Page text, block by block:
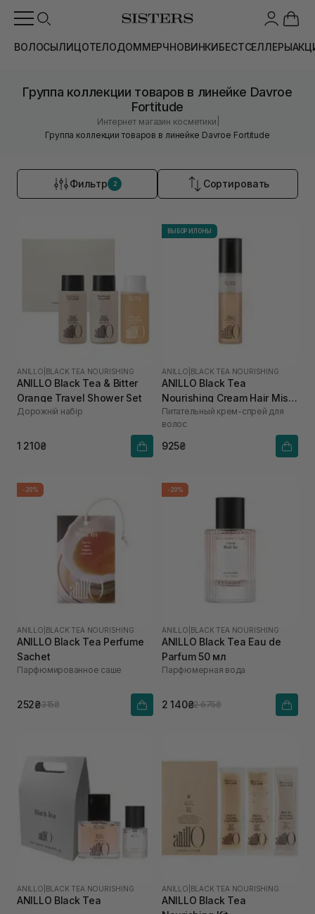
ВОЛОСЫЛИЦОТЕЛОДОММЕРЧНОВИНКИБЕСТСЕЛЛЕРЫ
Группа коллекции товаров в линейке Davroe
Fortitude
Интернет магазин косметики
Группа коллекции товаров в линейке Davroe Fortitude
Фильтр 2 Сортировать
ANILLO BLACK TEA NOURISHING
ANILLO Black Tea & Bitter
Orange Travel Shower Set
Дорожній набір
1 210₴
ВЫБОР ИЛОНЫ
ANILLO BLACK TEA NOURISHING
ANILLO Black Tea
Nourishing Cream Hair Mist
для зволоження та
розгладження волосся 70
мл
Питательный крем-спрей для
волос
925₴
-20%
ANILLO BLACK TEA NOURISHING
ANILLO Black Tea Perfume
Sachet
Парфюмированное саше
252₴315₴
-20%
ANILLO BLACK TEA NOURISHING
ANILLO Black Tea Eau de
Parfum 50 мл
Парфюмерная вода
2 140₴2 675₴
ANILLO BLACK TEA NOURISHING
ANILLO Black Tea
ANILLO BLACK TEA NOURISHING
ANILLO Black Tea